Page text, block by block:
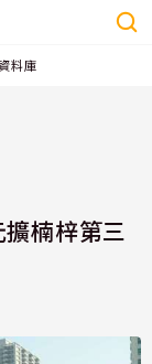
料庫
楠梓第三